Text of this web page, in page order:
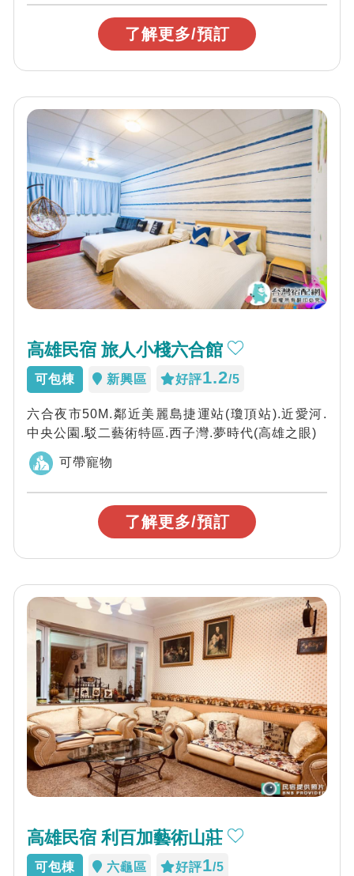
了解更多/預訂
高雄民宿 旅人小棧六合館
可包棟 新興區 好評1.2/5
六合夜市50M.鄰近美麗島捷運站(瓊頂站).近愛河.
中央公園.駁二藝術特區.西子灣.夢時代(高雄之眼)
可帶寵物
了解更多/預訂
高雄民宿 利百加藝術山莊
可包棟 六龜區 好評1/5